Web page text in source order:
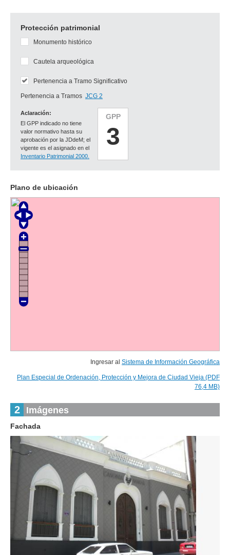
Protección patrimonial
GPP
3
Aclaración:
El GPP indicado no tiene
valor normativo hasta su
aprobación por la JDdeM; el
vigente es el asignado en el
Inventario Patrimonial 2000.
Monumento histórico
Cautela arqueológica
Pertenencia a Tramo Significativo
Pertenencia a Tramos JCG 2
Plano de ubicación
Ingresar al Sistema de Información Geográfica
Plan Especial de Ordenación, Protección y Mejora de Ciudad Vieja (PDF
76,4 MB)
2 Imágenes
Fachada